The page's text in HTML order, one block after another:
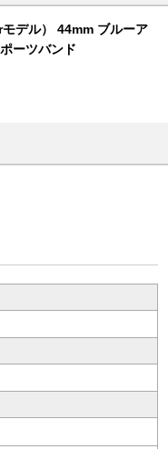
デル） 44mm ブルーア
ーツバンド